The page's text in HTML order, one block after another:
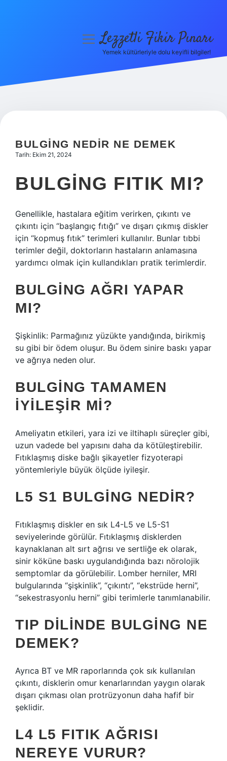
Hakkımızda
menüyüLezzetli Fikir Pınarı
Yemek kültürleriyle dolu keyifli bilgiler!
BULGING NEDIR NE DEMEK
Tarih: Ekim 21, 2024
BULGING FITIK MI?
Genellikle, hastalara eğitim verirken, çıkıntı ve
çıkıntı için “başlangıç ​​fıtığı” ve dışarı çıkmış diskler
için “kopmuş fıtık” terimleri kullanılır. Bunlar tıbbi
terimler değil, doktorların hastaların anlamasına
yardımcı olmak için kullandıkları pratik terimlerdir.
BULGING AĞRI YAPAR
MI?
Şişkinlik: Parmağınız yüzükte yandığında, birikmiş
su gibi bir ödem oluşur. Bu ödem sinire baskı yapar
ve ağrıya neden olur.
BULGING TAMAMEN
IYILEŞIR MI?
Ameliyatın etkileri, yara izi ve iltihaplı süreçler gibi,
uzun vadede bel yapısını daha da kötüleştirebilir.
Fıtıklaşmış diske bağlı şikayetler fizyoterapi
yöntemleriyle büyük ölçüde iyileşir.
L5 S1 BULGING NEDIR?
Fıtıklaşmış diskler en sık L4-L5 ve L5-S1
seviyelerinde görülür. Fıtıklaşmış disklerden
kaynaklanan alt sırt ağrısı ve sertliğe ek olarak,
sinir köküne baskı uygulandığında bazı nörolojik
semptomlar da görülebilir. Lomber herniler, MRI
bulgularında “şişkinlik”, “çıkıntı”, “ekstrüde herni”,
“sekestrasyonlu herni” gibi terimlerle tanımlanabilir.
TIP DILINDE BULGING NE
DEMEK?
Ayrıca BT ve MR raporlarında çok sık kullanılan
çıkıntı, disklerin omur kenarlarından yaygın olarak
dışarı çıkması olan protrüzyonun daha hafif bir
şeklidir.
L4 L5 FITIK AĞRISI
NEREYE VURUR?